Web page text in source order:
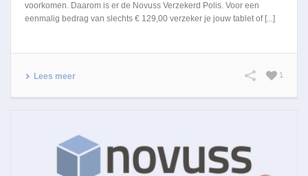
voorkomen. Daarom is er de Novuss Verzekerd Polis. Voor een
eenmalig bedrag van slechts € 129,00 verzeker je jouw tablet of [...]
Lees meer 1